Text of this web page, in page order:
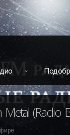
Metal (Radio